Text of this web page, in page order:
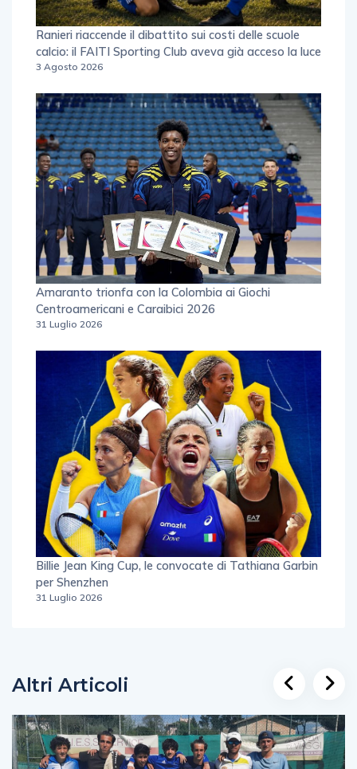
Ranieri riaccende il dibattito sui costi delle scuole
calcio: il FAITI Sporting Club aveva già acceso la luce
3 Agosto 2026
Amaranto trionfa con la Colombia ai Giochi
Centroamericani e Caraibici 2026
31 Luglio 2026
Billie Jean King Cup, le convocate di Tathiana Garbin
per Shenzhen
31 Luglio 2026
Altri Articoli